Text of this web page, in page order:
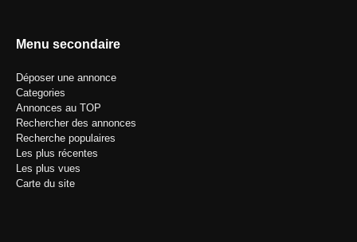
Menu secondaire
Déposer une annonce
Categories
Annonces au TOP
Rechercher des annonces
Recherche populaires
Les plus récentes
Les plus vues
Carte du site